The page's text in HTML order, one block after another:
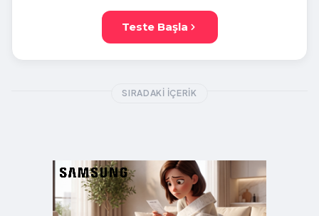
Teste Başla
SIRADAKI İÇERIK